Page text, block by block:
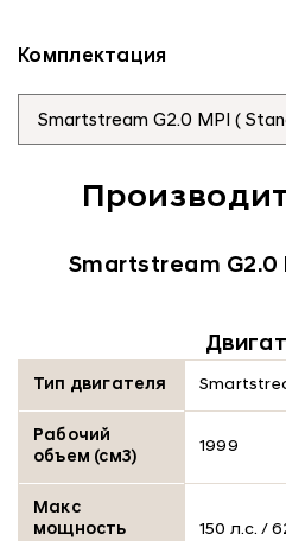
Комплектация
Smartstream G2.0
Тип двигателя
Рабочий
объем (см3)
1999
Макс
мощность
150 л.с. /